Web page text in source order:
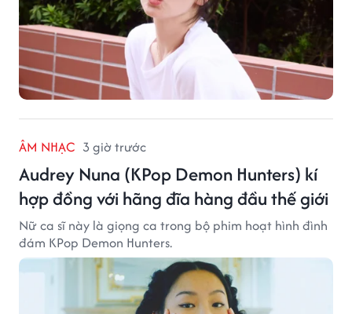
ÂM NHẠC 3 giờ trước
Audrey Nuna (KPop Demon Hunters) kí
hợp đồng với hãng đĩa hàng đầu thế giới
Nữ ca sĩ này là giọng ca trong bộ phim hoạt hình đình
đám KPop Demon Hunters.